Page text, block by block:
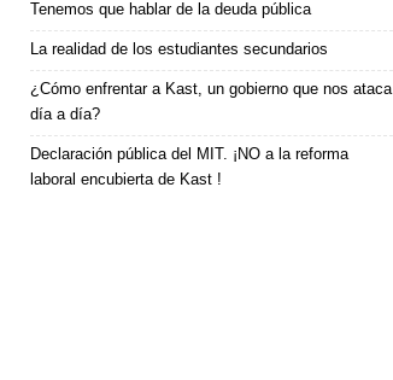
Tenemos que hablar de la deuda pública
La realidad de los estudiantes secundarios
¿Cómo enfrentar a Kast, un gobierno que nos ataca
día a día?
Declaración pública del MIT. ¡NO a la reforma
laboral encubierta de Kast !